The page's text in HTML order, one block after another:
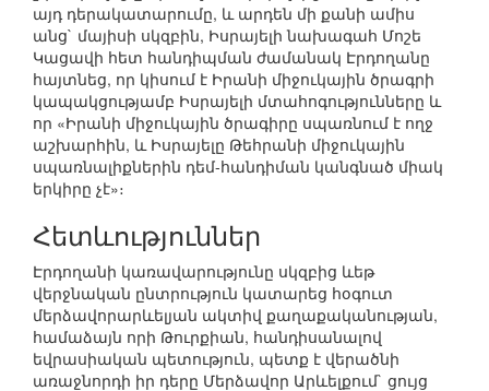
այդ դերակատարումը, և արդեն մի քանի ամիս
անց` մայիսի սկզբին, Իսրայելի նախագահ Մոշե
Կացավի հետ հանդիպման ժամանակ Էրդողանը
հայտնեց, որ կիսում է Իրանի միջուկային ծրագրի
կապակցությամբ Իսրայելի մտահոգությունները և
որ «Իրանի միջուկային ծրագիրը սպառնում է ողջ
աշխարհին, և Իսրայելը Թեհրանի միջուկային
սպառնալիքներին դեմ-հանդիման կանգնած միակ
երկիրը չէ»։
Հետևություններ
Էրդողանի կառավարությունը սկզբից ևեթ
վերջնական ընտրություն կատարեց հօգուտ
մերձավորարևելյան ակտիվ քաղաքականության,
համաձայն որի Թուրքիան, հանդիսանալով
եվրասիական պետություն, պետք է վերածնի
առաջնորդի իր դերը Մերձավոր Արևելքում` ցույց